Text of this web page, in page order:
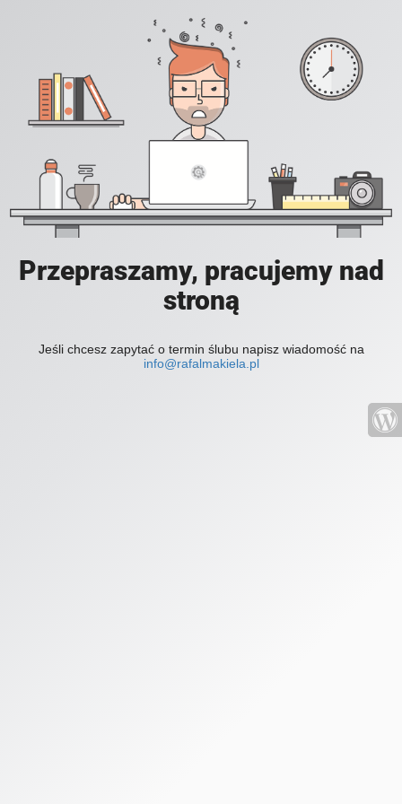
Przepraszamy, pracujemy nad
stroną
Jeśli chcesz zapytać o termin ślubu napisz wiadomość na
info@rafalmakiela.pl